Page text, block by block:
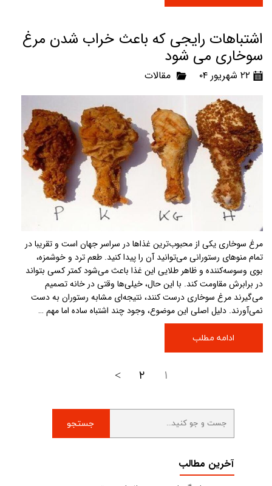
اشتباهات رایجی که باعث خراب شدن مرغ
سوخاری می‌ شود
۲۲ شهریور ۰۴ مقالات
مرغ سوخاری یکی از محبوب‌ترین غذاها در سراسر جهان است و تقریبا در
تمام منوهای رستورانی می‌توانید آن را پیدا کنید. طعم ترد و خوشمزه،
بوی وسوسه‌کننده و ظاهر طلایی این غذا باعث می‌شود کمتر کسی بتواند
در برابرش مقاومت کند. با این حال، خیلی‌ها وقتی در خانه تصمیم
می‌گیرند مرغ سوخاری درست کنند، نتیجه‌ای مشابه رستوران به دست
نمی‌آورند. دلیل اصلی این موضوع، وجود چند اشتباه ساده اما مهم …
ادامه مطلب
۱ ۲ >
آخرین مطالب
جستجو